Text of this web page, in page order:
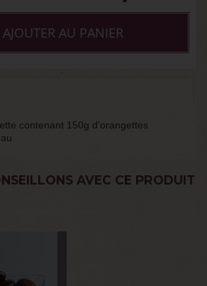
AJOUTER AU PANIER
contenant 150g d'orangettes
AVEC CE PRODUIT